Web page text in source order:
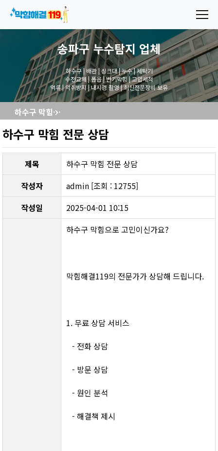
송파구 누수탐지 업체
하수구 | 배관 | 싱크대 | 누수 | 세탁기
수전교체 | 폽옵 | 변기막힘 | 고압세척
역류 | 악취방지 | 내시경 촬영 | 최신전문장비 보유
하수구 막힘 전문 상담
하수구 막힘 전문 상담
제목
하수구 막힘 전문 상담
작성자
admin [조회 : 12755]
작성일
2025-04-01 10:15
하수구 막힘으로 고민이신가요?
막힘해결119의 전문가가 상담해 드립니다.
1. 무료 상담 서비스
   - 전화 상담
   - 방문 상담
   - 원인 분석
   - 해결책 제시